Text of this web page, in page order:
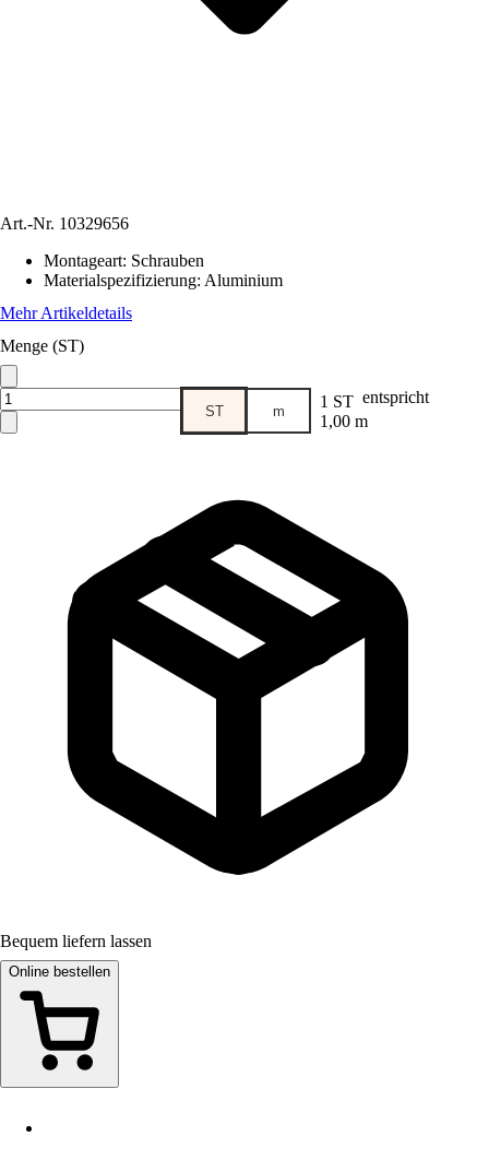
Art.-Nr. 10329656
Montageart: Schrauben
Materialspezifizierung: Aluminium
Mehr Artikeldetails
Menge (ST)
ST m 1 ST entspricht
1,00 m
Bequem liefern lassen
Online bestellen